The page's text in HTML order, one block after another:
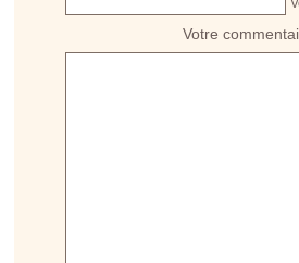
Votre